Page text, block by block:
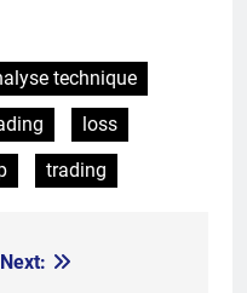
technique
loss
trading
Next: